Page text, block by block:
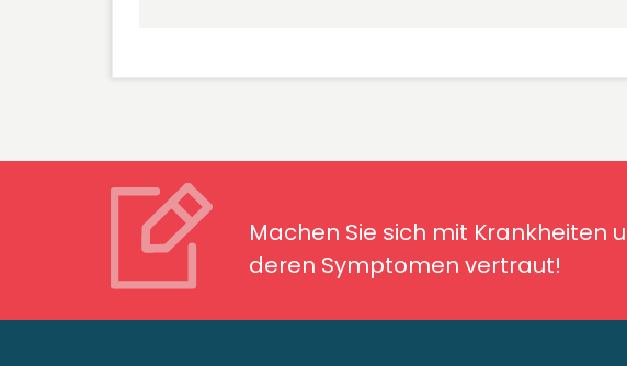
Machen Sie sich mit Krankheiten
deren Symptomen vertraut!
Machen Sie sich mit Krankheiten und
Symptomen vertraut!